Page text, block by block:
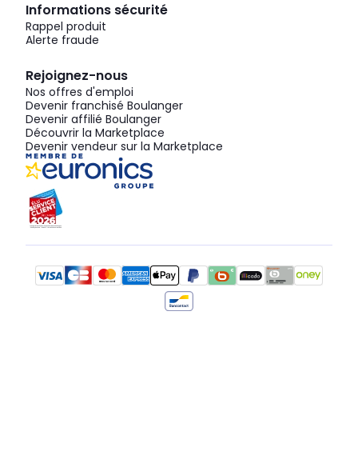
Informations sécurité
Rappel produit
Alerte fraude
Rejoignez-nous
Nos offres d'emploi
Devenir franchisé Boulanger
Devenir affilié Boulanger
Découvrir la Marketplace
Devenir vendeur sur la Marketplace